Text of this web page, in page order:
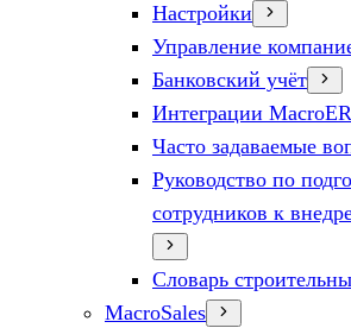
Настройки
Управление
Банковский учёт
Интеграции
Часто задаваемые
Руководство по
сотрудников к
Словарь
MacroSales